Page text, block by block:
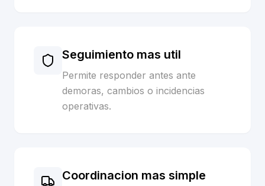
Seguimiento mas util
Permite responder antes ante
demoras, cambios o incidencias
operativas.
Coordinacion mas simple